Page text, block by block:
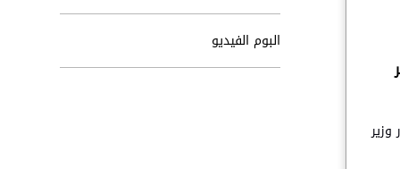
وزير
البوم الفيديو